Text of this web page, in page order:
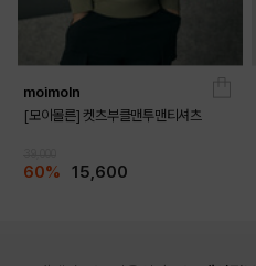
moimoln
[모이몰른] 켓츠부클맨투맨티셔츠
60% 15,600